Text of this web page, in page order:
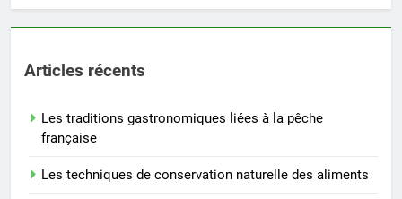
Articles récents
Les traditions gastronomiques liées à la pêche
française
Les techniques de conservation naturelle des aliments